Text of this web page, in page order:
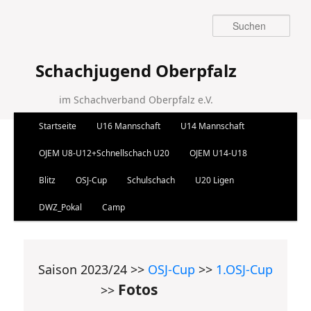
Schachjugend Oberpfalz
im Schachverband Oberpfalz e.V.
Suchen
Zum Inhalt wechseln
Zum sekundären Inhalt wechseln
Startseite U16 Mannschaft U14 Mannschaft
OJEM U8-U12+Schnellschach U20 OJEM U14-U18
Blitz OSJ-Cup Schulschach U20 Ligen
DWZ_Pokal Camp
Saison 2023/24 >> OSJ-Cup >> 1.OSJ-Cup
>> Fotos